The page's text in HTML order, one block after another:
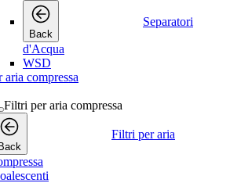
Back
Separatori
d'Acqua
WSD
compressa
Filtri per aria compressa
Back
Filtri per aria